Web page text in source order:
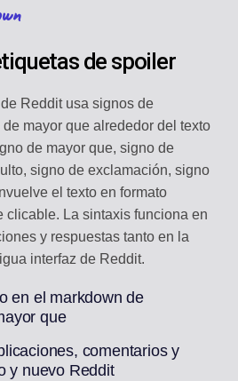
de spoiler
Reddit usa signos de
mayor que alrededor del texto
de mayor que, signo de
signo de exclamación, signo
el texto en formato
clicable. La sintaxis funciona en
y respuestas tanto en la
interfaz de Reddit.
en el markdown de
que
comentarios y
y nuevo Reddit